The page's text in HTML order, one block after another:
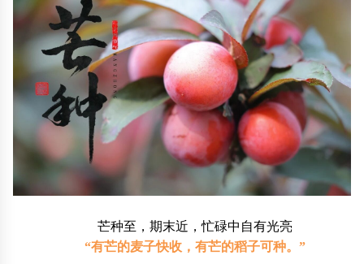
芒种至，期末近，忙碌中自有光亮
“有芒的麦子快收，有芒的稻子可种。”